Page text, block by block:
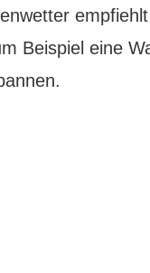
Beispiel eine